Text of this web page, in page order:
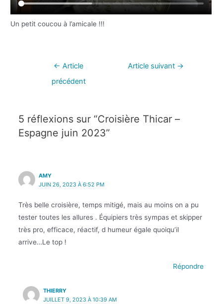
Un petit coucou à l’amicale !!!
← Article
précédent
Article suivant →
5 réflexions sur “Croisière Thicar –
Espagne juin 2023”
AMY
JUIN 26, 2023 À 6:52 PM
Très belle croisière, temps mitigé, mais au moins on a pu
tester toutes les allures . Équipiers très sympas et skipper
très pro, efficace, réactif, d humeur égale quoiqu’il
arrive…Le top !
Répondre
THIERRY
JUILLET 9, 2023 À 10:39 AM